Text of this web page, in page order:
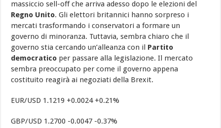
massiccio sell-off che arriva adesso dopo le elezioni del
Regno Unito. Gli elettori britannici hanno sorpreso i
mercati trasformando i conservatori a formare un
governo di minoranza. Tuttavia, sembra chiaro che il
governo stia cercando un’alleanza con il Partito
democratico per passare alla legislazione. Il mercato
sembra preoccupato per come il governo appena
costituito reagirà ai negoziati della Brexit.
EUR/USD 1.1219 +0.0024 +0.21%
GBP/USD 1.2700 -0.0047 -0.37%